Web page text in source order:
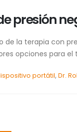
presión
de la terapia con
opciones para
portátil,Dr.